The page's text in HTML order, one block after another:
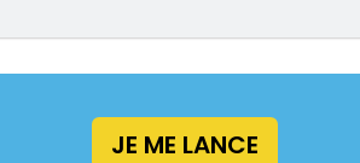
JE ME LANCE